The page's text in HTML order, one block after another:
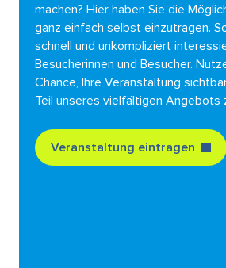
machen? Hier haben Sie die
ganz einfach selbst einzutragen.
schnell und unkompliziert
Besucherinnen und Besucher.
Chance, Ihre Veranstaltung
Teil unseres vielfältigen Angebots
Veranstaltung eintragen